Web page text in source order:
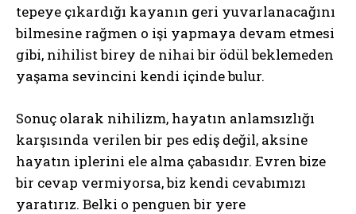
tepeye çıkardığı kayanın geri yuvarlanacağını
bilmesine rağmen o işi yapmaya devam etmesi
gibi, nihilist birey de nihai bir ödül beklemeden
yaşama sevincini kendi içinde bulur.
Sonuç olarak nihilizm, hayatın anlamsızlığı
karşısında verilen bir pes ediş değil, aksine
hayatın iplerini ele alma çabasıdır. Evren bize
bir cevap vermiyorsa, biz kendi cevabımızı
yaratırız. Belki o penguen bir yere